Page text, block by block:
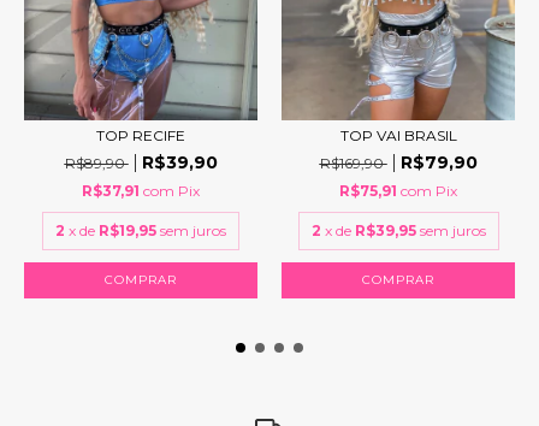
TOP RECIFE
R$89,90
R$39,90
R$37,91 com Pix
2 x de R$19,95 sem juros
COMPRAR
TOP VAI BRASIL
R$169,90
R$79,90
R$75,91 com Pix
2 x de R$39,95 sem juros